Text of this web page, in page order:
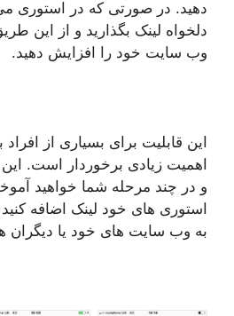
دهید. در صورتی که در استوری می
دلخواه لینک بگذارید و از این
وب سایت خود را افزایش دهید.
این قابلیت برای بسیاری از
اهمیت زیادی برخوردار است.
و در چند مرحله شما خواهید
استوری های خود لینک اضافه کنید
به وب سایت های خود یا دیگران